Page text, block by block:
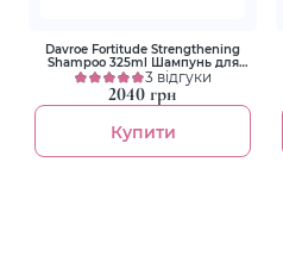
Davroe Fortitude Strengthening
Shampoo 325ml Шампунь для
зміцнення волосся
3 відгуки
2040 грн
Купити